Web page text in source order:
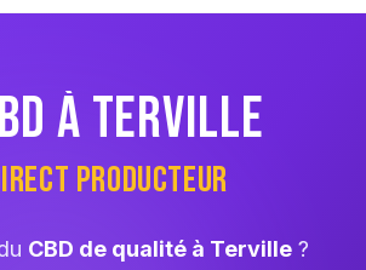
À TERVILLE
PRODUCTEUR
CBD de qualité à Terville ?